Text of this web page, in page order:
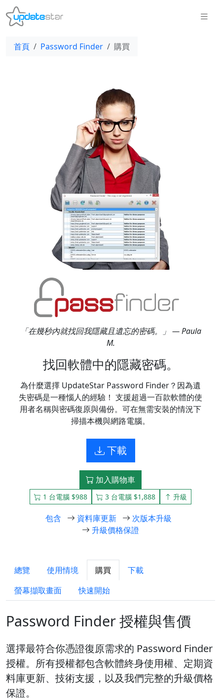
首頁 Password Finder 購買
「在幾秒內就找回我隱藏且遺忘的密碼。」 — Paula
M.
找回軟體中的隱藏密碼。
為什麼選擇 UpdateStar Password Finder？因為遺
失密碼是一種惱人的經驗！ 支援超過一百款軟體的使
用者名稱與密碼復原與備份。可在無需安裝的情況下
掃描本機與網路電腦。
下載
加入購物車
1 台電腦 $988 3 台電腦 $1,888 升級
包含 資料庫更新
次版本升級
升級價格保證
總覽 使用情境 購買
下載
螢幕擷取畫面
快速開始
Password Finder 授權與售價
選擇最符合你憑證復原需求的 Password Finder
授權。所有授權都包含軟體終身使用權、定期資
料庫更新、技術支援，以及我們完整的升級價格
保證。